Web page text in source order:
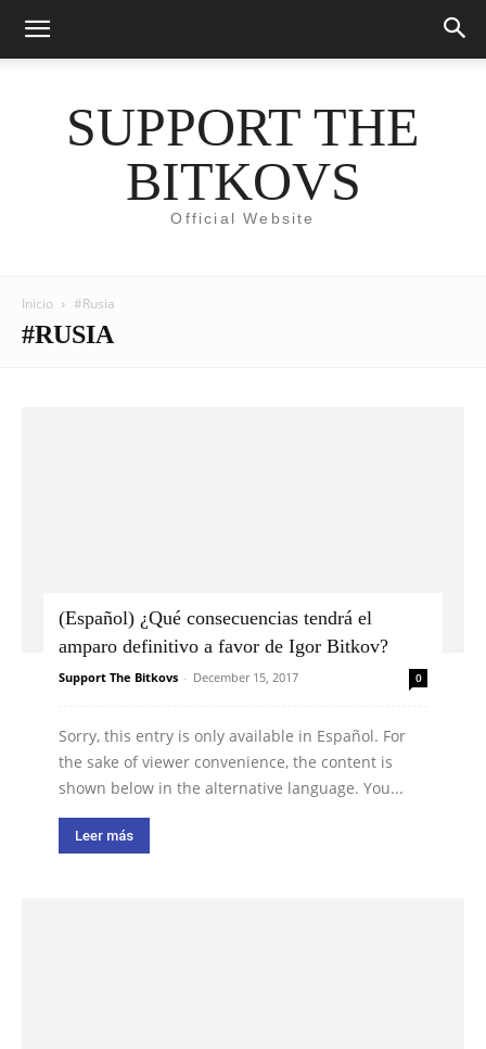
SUPPORT THE
BITKOVS
Official Website
Inicio #Rusia
#RUSIA
(Español) ¿Qué consecuencias tendrá el
amparo definitivo a favor de Igor Bitkov?
Support The Bitkovs - December 15, 2017 0
Sorry, this entry is only available in Español. For
the sake of viewer convenience, the content is
shown below in the alternative language. You...
Leer más